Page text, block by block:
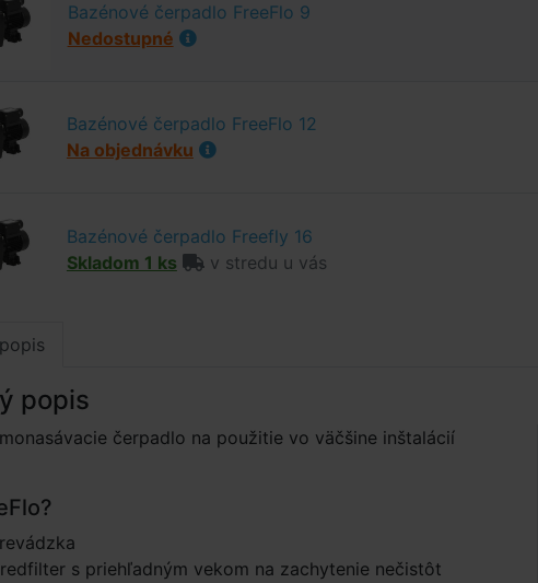
Bazénové čerpadlo FreeFlo 9
Nedostupné
Bazénové čerpadlo FreeFlo 12
Na objednávku
Bazénové čerpadlo Freefly 16
Skladom 1 ks
v stredu u vás
popis
čerpadlo na použitie vo väčšine inštalácií
s priehľadným vekom na zachytenie nečistôt